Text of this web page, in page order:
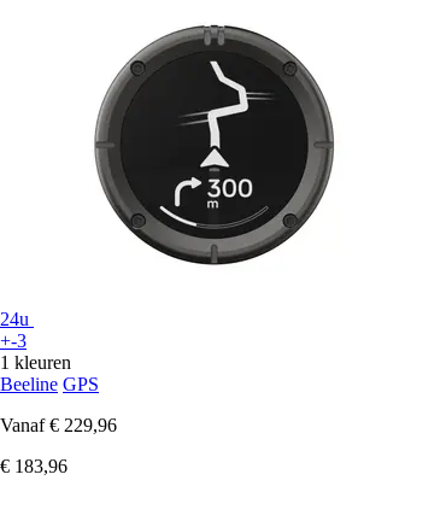
24u
+-3
1 kleuren
Beeline GPS
Vanaf € 229,96
€ 183,96